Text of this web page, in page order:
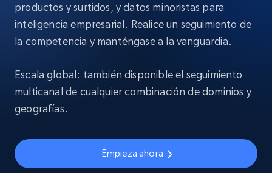
productos y surtidos, y datos minoristas para
inteligencia empresarial. Realice un seguimiento de
la competencia y manténgase a la vanguardia.
Escala global: también disponible el seguimiento
multicanal de cualquier combinación de dominios y
geografías.
Empieza ahora